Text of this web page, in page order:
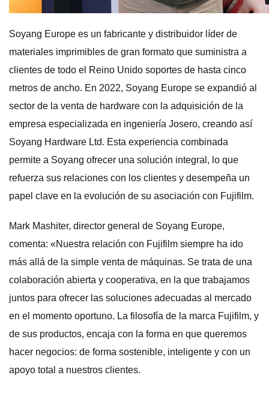
Soyang Europe es un fabricante y distribuidor líder de
materiales imprimibles de gran formato que suministra a
clientes de todo el Reino Unido soportes de hasta cinco
metros de ancho. En 2022, Soyang Europe se expandió al
sector de la venta de hardware con la adquisición de la
empresa especializada en ingeniería Josero, creando así
Soyang Hardware Ltd. Esta experiencia combinada
permite a Soyang ofrecer una solución integral, lo que
refuerza sus relaciones con los clientes y desempeña un
papel clave en la evolución de su asociación con Fujifilm.
Mark Mashiter, director general de Soyang Europe,
comenta: «Nuestra relación con Fujifilm siempre ha ido
más allá de la simple venta de máquinas. Se trata de una
colaboración abierta y cooperativa, en la que trabajamos
juntos para ofrecer las soluciones adecuadas al mercado
en el momento oportuno. La filosofía de la marca Fujifilm, y
de sus productos, encaja con la forma en que queremos
hacer negocios: de forma sostenible, inteligente y con un
apoyo total a nuestros clientes.